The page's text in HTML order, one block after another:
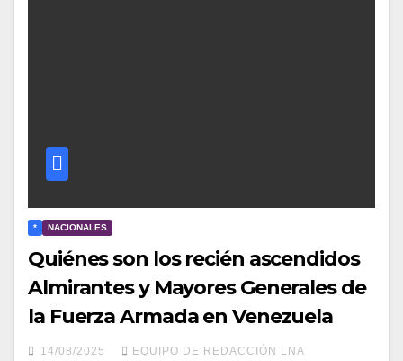
* NACIONALES
Quiénes son los recién ascendidos
Almirantes y Mayores Generales de
la Fuerza Armada en Venezuela
14/08/2025 EQUIPO DE REDACCIÓN LNA